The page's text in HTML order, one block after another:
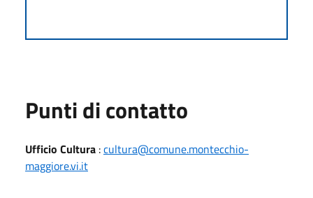
Punti di contatto
Ufficio Cultura :cultura@comune.montecchio-
maggiore.vi.it